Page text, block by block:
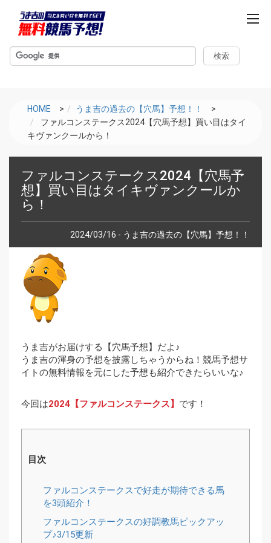
m
e
HOME > うま吉の過去の【穴馬】予想！！
>
ファルコンステークス2024【穴馬予想】買い目はタイ
キヴァンクールから！
ファルコンステークス2024【穴馬予
想】買い目はタイキヴァンクールか
ら！
2024/03/16 - うま吉の過去の【穴馬】予想！！
うま吉がお届けする【穴馬予想】だよ♪
うま吉の渾身の予想を披露しちゃうからね！競馬予想サ
イトの無料情報を元にした予想も紹介できたらいいな♪
今回は2024【ファルコンステークス】 です！
目次
ファルコンステークスで好走が期待できる馬
を3頭紹介！
ファルコンステークスの好調教馬ピックアッ
プ♪3/15更新